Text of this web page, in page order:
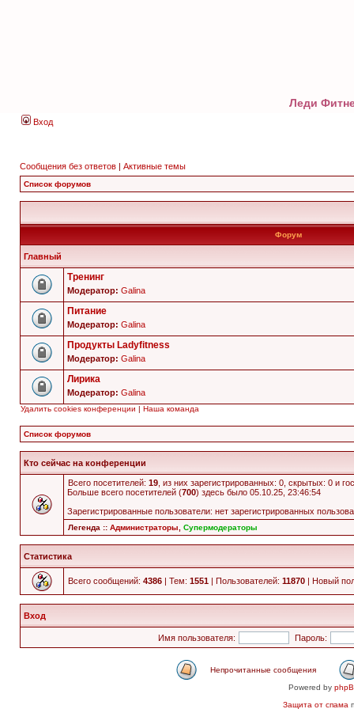
Леди
Вход
Сообщения без ответов | Активные темы
Список форумов
Форум
Главный
Тренинг
Модератор: Galina
Питание
Модератор: Galina
Продукты Ladyfitness
Модератор: Galina
Лирика
Модератор: Galina
Удалить cookies конференции | Наша команда
Список форумов
Кто сейчас на конференции
Всего посетителей: 19 , из них зарегистрированных: 0, скрытых: 0 и
Больше всего посетителей (700) здесь было 05.10.25, 23:46:54
Зарегистрированные пользователи: нет зарегистрированных
Легенда :: Администраторы Супермодераторы
Статистика
Всего сообщений: 4386 | Тем: 1551 | Пользователей: 11870 | Новый
Вход
Имя пользователя: Пароль:
Непрочитанные сообщения
Powered by
Защита от спама